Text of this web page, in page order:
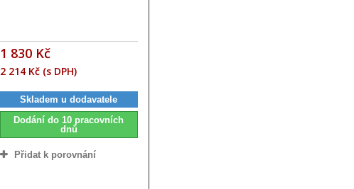
1 830 Kč
2 214 Kč (s DPH)
Skladem u dodavatele
Dodání do 10 pracovních
dnů
Přidat k porovnání